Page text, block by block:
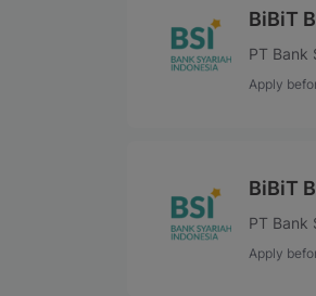
BiBiT
Apply
BiBiT
Apply